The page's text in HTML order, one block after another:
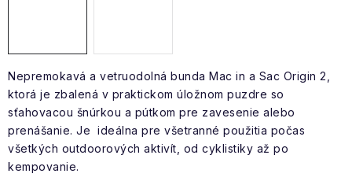
Nepremokavá a vetruodolná bunda Mac in a Sac Origin 2,
ktorá je zbalená v praktickom úložnom puzdre so
sťahovacou šnúrkou a pútkom pre zavesenie alebo
prenášanie. Je ideálna pre všetranné použitia počas
všetkých outdoorových aktivít, od cyklistiky až po
kempovanie.